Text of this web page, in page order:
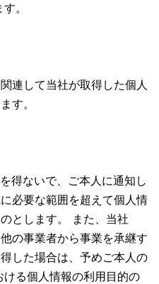
。
連して当社が取得した個人
す。
得ないで、ご本人に通知し
必要な範囲を超えて個人情
とします。 また、当社
の事業者から事業を承継す
した場合は、予めご本人の
る個人情報の利用目的の